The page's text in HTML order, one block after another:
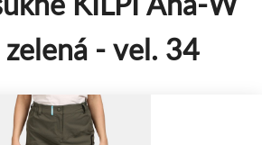
- vel. 34